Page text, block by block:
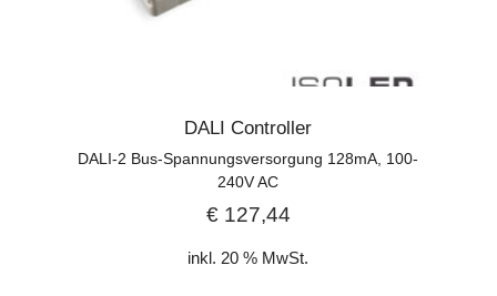
DALI Controller
DALI-2 Bus-Spannungsversorgung 128mA, 100-
240V AC
€127,44
inkl. 20 % MwSt.